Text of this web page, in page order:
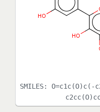
SMILES: O=c1c(O)c(-